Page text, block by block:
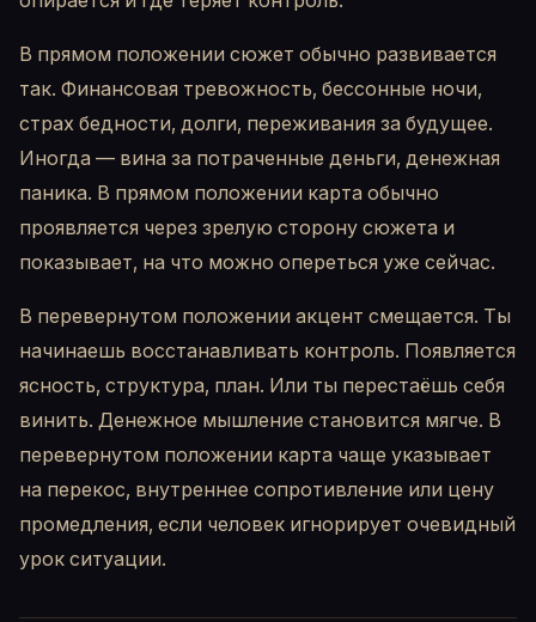
В прямом положении сюжет обычно развивается
так. Финансовая тревожность, бессонные ночи,
страх бедности, долги, переживания за будущее.
Иногда — вина за потраченные деньги, денежная
паника. В прямом положении карта обычно
проявляется через зрелую сторону сюжета и
показывает, на что можно опереться уже сейчас.
В перевернутом положении акцент смещается. Ты
начинаешь восстанавливать контроль. Появляется
ясность, структура, план. Или ты перестаёшь себя
винить. Денежное мышление становится мягче. В
перевернутом положении карта чаще указывает
на перекос, внутреннее сопротивление или цену
промедления, если человек игнорирует очевидный
урок ситуации.